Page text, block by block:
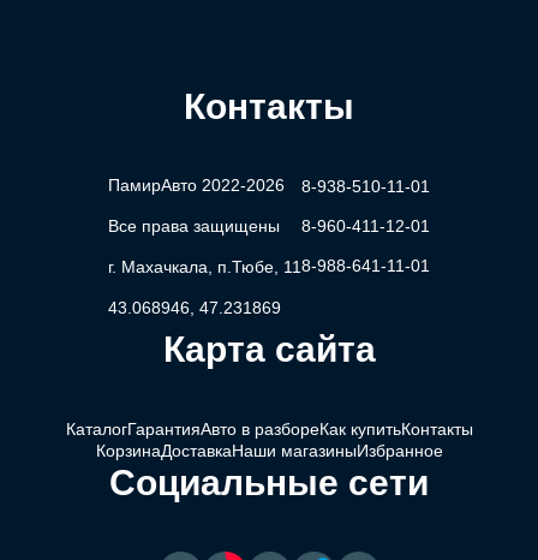
Контакты
ПамирАвто 2022-2026
Все права защищены
г. Махачкала, п.Тюбе, 11
43.068946, 47.231869
8-938-510-11-01
8-960-411-12-01
8-988-641-11-01
Карта сайта
КаталогГарантияАвто в разбореКак купитьКонтакты
КорзинаДоставкаНаши магазиныИзбранное
Социальные сети